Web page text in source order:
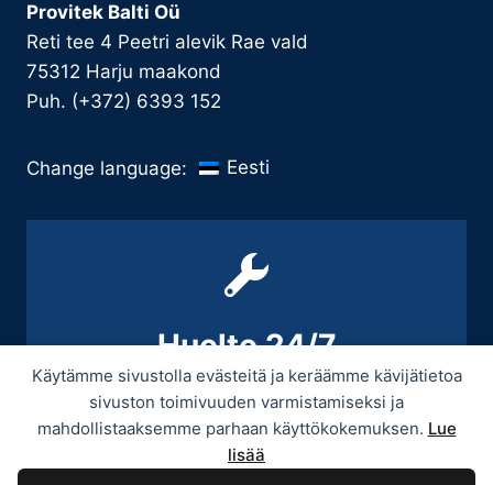
Käytämme sivustolla evästeitä ja keräämme kävijätietoa
sivuston toimivuuden varmistamiseksi ja
mahdollistaaksemme parhaan käyttökokemuksen. Lue
lisää
Provitek Balti Oü
Reti tee 4 Peetri alevik Rae vald
75312 Harju maakond
Puh. (+372) 6393 152
Change language: Eesti
Huolto 24/7
+358 9 439 3070 / +358 50 545 5664